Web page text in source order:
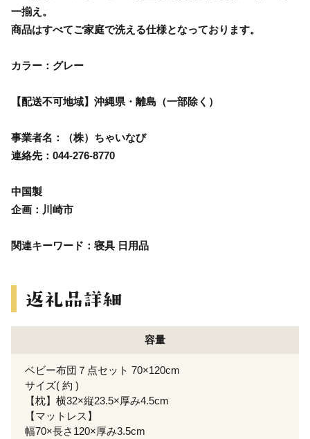
一揃え。
商品はすべてご家庭で洗える仕様となっております。
カラー：グレー
【配送不可地域】沖縄県・離島（一部除く）
事業者名：（株）ちゃいなび
連絡先：044-276-8770
中国製
企画：川崎市
関連キーワード：寝具 日用品
容量
ベビー布団７点セット 70×120cm
サイズ( 約 )
【枕】横32×縦23.5×厚み4.5cm
【マットレス】
幅70×長さ120×厚み3.5cm